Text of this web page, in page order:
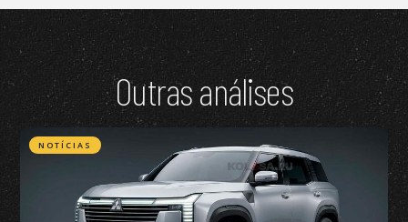
Outras análises
NOTÍCIAS